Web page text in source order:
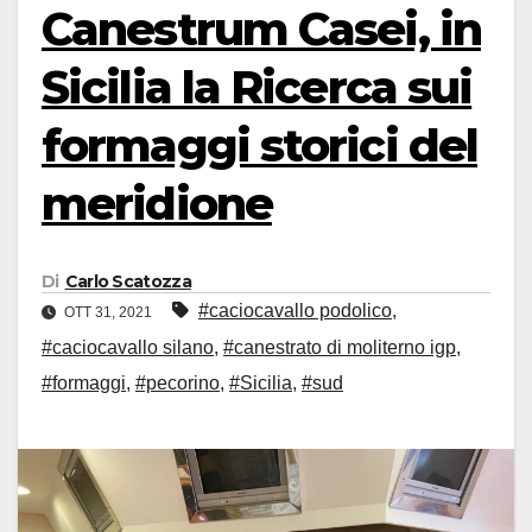
Canestrum Casei, in
Sicilia la Ricerca sui
formaggi storici del
meridione
Di Carlo Scatozza
OTT 31, 2021 #caciocavallo podolico,
#caciocavallo silano, #canestrato di moliterno igp,
#formaggi, #pecorino, #Sicilia, #sud